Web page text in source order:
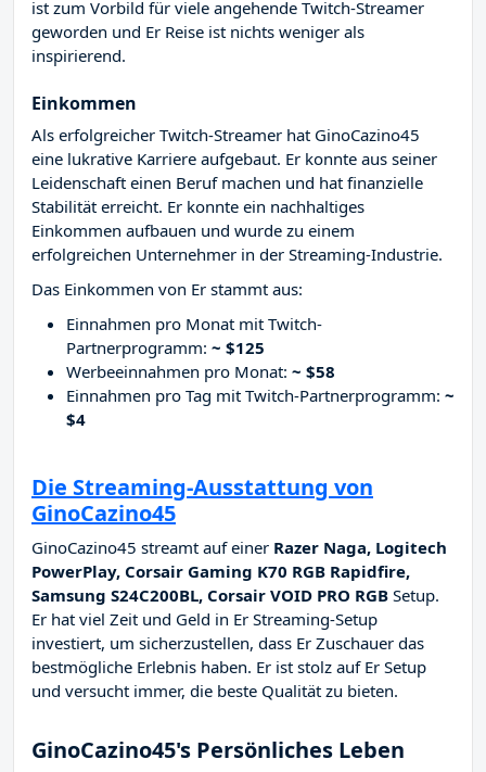
ist zum Vorbild für viele angehende Twitch-Streamer
geworden und Er Reise ist nichts weniger als
inspirierend.
Einkommen
Als erfolgreicher Twitch-Streamer hat GinoCazino45
eine lukrative Karriere aufgebaut. Er konnte aus seiner
Leidenschaft einen Beruf machen und hat finanzielle
Stabilität erreicht. Er konnte ein nachhaltiges
Einkommen aufbauen und wurde zu einem
erfolgreichen Unternehmer in der Streaming-Industrie.
Das Einkommen von Er stammt aus:
Einnahmen pro Monat mit Twitch-
Partnerprogramm: ~ $125
Werbeeinnahmen pro Monat: ~ $58
Einnahmen pro Tag mit Twitch-Partnerprogramm: ~
$4
Die Streaming-Ausstattung von
GinoCazino45
GinoCazino45 streamt auf einer Razer Naga, Logitech
PowerPlay, Corsair Gaming K70 RGB Rapidfire,
Samsung S24C200BL, Corsair VOID PRO RGB Setup.
Er hat viel Zeit und Geld in Er Streaming-Setup
investiert, um sicherzustellen, dass Er Zuschauer das
bestmögliche Erlebnis haben. Er ist stolz auf Er Setup
und versucht immer, die beste Qualität zu bieten.
GinoCazino45's Persönliches Leben